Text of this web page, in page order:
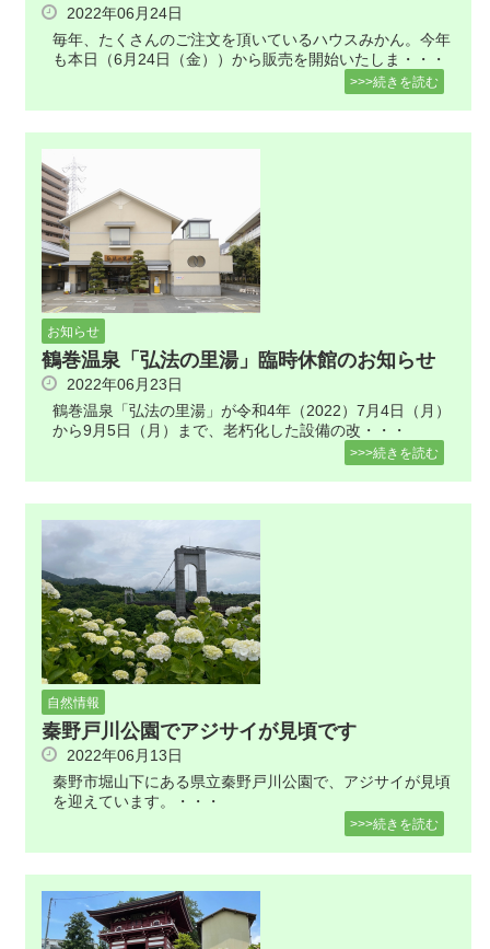
2022年06月24日
毎年、たくさんのご注文を頂いているハウスみかん。今年
も本日（6月24日（金））から販売を開始いたしま・・・
>>>続きを読む
お知らせ
鶴巻温泉「弘法の里湯」臨時休館のお知らせ
2022年06月23日
鶴巻温泉「弘法の里湯」が令和4年（2022）7月4日（月）
から9月5日（月）まで、老朽化した設備の改・・・
>>>続きを読む
自然情報
秦野戸川公園でアジサイが見頃です
2022年06月13日
秦野市堀山下にある県立秦野戸川公園で、アジサイが見頃
を迎えています。・・・
>>>続きを読む